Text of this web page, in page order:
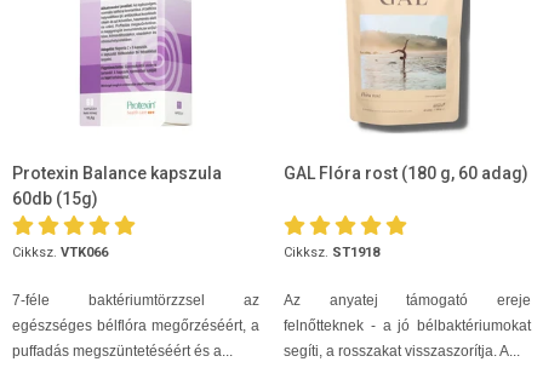
Protexin Balance kapszula
60db (15g)
Cikksz. VTK066
7-féle baktériumtörzzsel az
egészséges bélflóra megőrzéséért, a
puffadás megszüntetéséért és a...
GAL Flóra rost (180 g, 60 adag)
Cikksz. ST1918
Az anyatej támogató ereje
felnőtteknek - a jó bélbaktériumokat
segíti, a rosszakat visszaszorítja. A...